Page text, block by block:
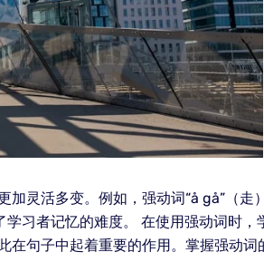
灵活多变。例如，强动词“å gå”（走
习者记忆的难度。 在使用强动词时，
句子中起着重要的作用。掌握强动词